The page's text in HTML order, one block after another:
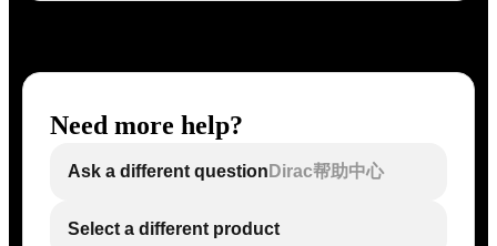
Need more help?
Ask a different question Dirac帮助中心
Select a different product